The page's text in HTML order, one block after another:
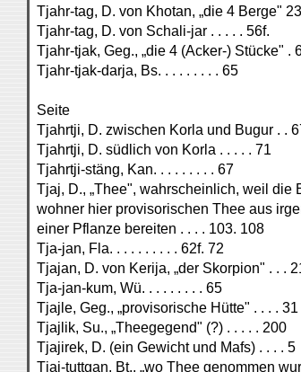
Tjahr-tag, D. von Khotan, „die 4 Berge"
Tjahr-tag, D. von Schali-jar . . . . . 56f.
Tjahr-tjak, Geg., „die 4 (Acker-) Stücke" .
Tjahr-tjak-darja, Bs. . . . . . . . . 65
Seite
Tjahrtji, D. zwischen Korla und Bugur . .
Tjahrtji, D. südlich von Korla . . . . . 71
Tjahrtji-stäng, Kan. . . . . . . . . 67
Tjaj, D., „Thee", wahrscheinlich, weil die
wohner hier provisorischen Thee aus
einer Pflanze bereiten . . . . 103. 108
Tja-jan, Fla. . . . . . . . . . 62f. 72
Tjajan, D. von Kerija, „der Skorpion" . . .
Tja-jan-kum, Wü. . . . . . . . . 65
Tjajle, Geg., „provisorische Hütte" . . . . 31
Tjajlik, Su., „Theegegend" (?) . . . . . 200
Tjajirek, D. (ein Gewicht und Mafs) . . . . 5
Tjaj-tuttgan, Bt., „wo Thee genommen